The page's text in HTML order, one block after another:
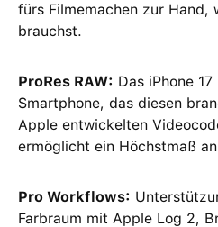
fürs Filmemachen zur Hand,
brauchst.
ProRes RAW: Das iPhone
Smartphone, das diesen
Apple entwickelten
ermöglicht ein Höchstmaß
Pro Workflows:
Farbraum mit Apple Log 2,